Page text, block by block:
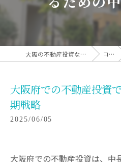
大阪の不動産投資なら株式会社LIFE. コラム
大阪府での不動産投資
期戦略
2025/06/05
大阪府での不動産投資は、中